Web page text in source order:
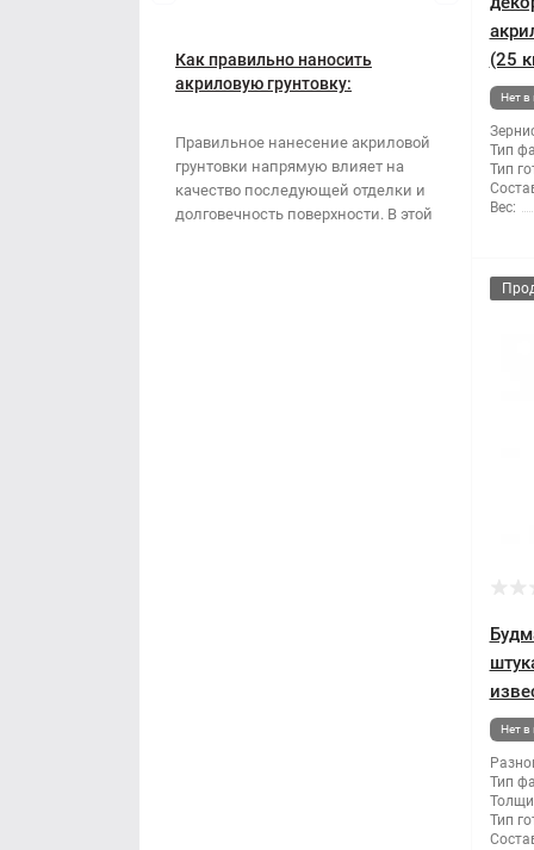
Полипропиленовый мешок
Сетка абразивная
Губки для шлифования
Кельма
Как правильно наносить
акриловую грунтовку:
Правильное нанесение акриловой
грунтовки напрямую влияет на
качество последующей отделки и
долговечность поверхности. В этой
(25
Нет в
Тип
Тип
Вес:
Нет в
Тип
Тип